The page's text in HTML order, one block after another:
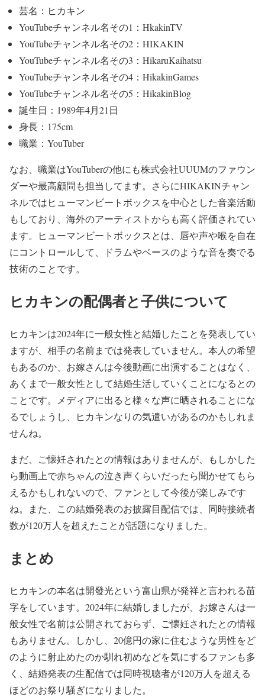
芸名：ヒカキン
YouTubeチャンネル名その1：HkakinTV
YouTubeチャンネル名その2：HIKAKIN
YouTubeチャンネル名その3：HikaruKaihatsu
YouTubeチャンネル名その4：HikakinGames
YouTubeチャンネル名その5：HikakinBlog
誕生日：1989年4月21日
身長：175cm
職業：YouTuber
なお、職業はYouTuberの他にも株式会社UUUMのファウン
ダーや最高顧問も担当してます。さらにHIKAKINチャン
ネルではヒューマンビートボックスを中心とした音楽活動
もしており、海外のアーティストからも高く評価されてい
ます。ヒューマンビートボックスとは、唇や声や喉を自在
にコントロールして、ドラムやベースのような音を奏でる
技術のことです。
ヒカキンの配偶者と子供について
ヒカキンは2024年に一般女性と結婚したことを発表してい
ますが、相手の名前までは発表していません。本人の希望
もあるのか、お嫁さんは今後動画に出演することはなく、
あくまで一般女性として結婚生活していくことになるとの
ことです。メディアに出ると様々な声に晒されることにな
るでしょうし、ヒカキンなりの気遣いがあるのかもしれま
せんね。
まだ、ご懐妊されたとの情報はありませんが、もしかした
ら動画上で赤ちゃんの泣き声くらいだったら聞かせてもら
えるかもしれないので、ファンとして今後が楽しみです
ね。また、この結婚発表のお披露目配信では、同時接続者
数が120万人を超えたことが話題になりました。
まとめ
ヒカキンの本名は開發光という富山県が発祥と言われる苗
字をしています。2024年に結婚しましたが、お嫁さんは一
般女性で名前は公開されておらず、ご懐妊されたとの情報
もありません。しかし、20億円の家に住むような男性をど
のように射止めたのか馴れ初めなどを気にするファンも多
く、結婚発表の生配信では同時視聴者が120万人を超える
ほどのお祭り騒ぎになりました。